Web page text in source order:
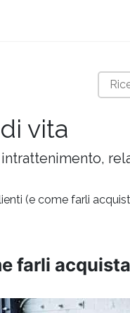
vita
(e come farli
farli